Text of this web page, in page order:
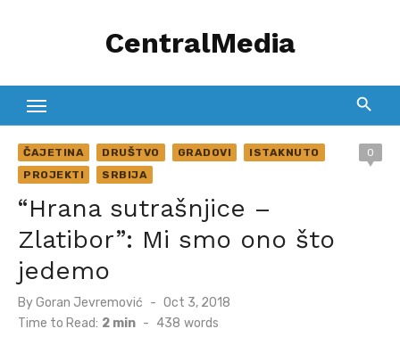
CentralMedia
ČAJETINA DRUŠTVO GRADOVI
ISTAKNUTO
PROJEKTI
SRBIJA
0
“Hrana sutrašnjice –
Zlatibor”: Mi smo ono što
jedemo
ByGoran Jevremović
Posted
on
Oct 3, 2018
Time to Read: 2 min - 438 words